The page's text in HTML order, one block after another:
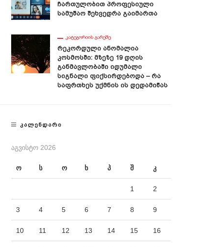
Ჩართულობით Პროფესიული
Სამუშაო Შეხვედრა Გაიმართა
ᲙᲐᲢᲔᲒᲝᲠᲘᲘᲡ ᲒᲐᲠᲔᲨᲔ
Რეკორდული Ანომალია
Კოსმოსში: Მზეზე 19 Დღის
Განმავლობაში Იდუმალი
Სიგნალი Ფიქსირდებოდა – Რა
Საფრთხეს Უქმნის Ის Დედამიწას
ᲙᲐᲚᲔᲜᲓᲐᲠᲘ
ᲐᲒᲕᲘᲡᲢᲝ 2026
ო ს ო ხ პ შ კ
1 2
3 4 5 6 7 8 9
10 11 12 13 14 15 16